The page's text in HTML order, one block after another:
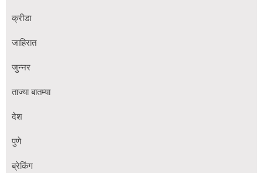
क्रीडा
जाहिरात
जुन्नर
ताज्या बातम्या
देश
पुणे
ब्रेकिंग